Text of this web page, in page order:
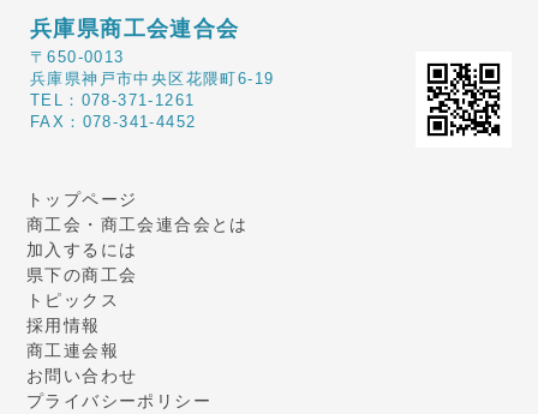
兵庫県商工会連合会
〒650-0013
兵庫県神戸市中央区花隈町6-19
TEL：078-371-1261
FAX：078-341-4452
トップページ
商工会・商工会連合会とは
加入するには
県下の商工会
トピックス
採用情報
商工連会報
お問い合わせ
プライバシーポリシー